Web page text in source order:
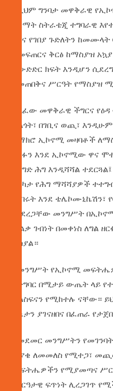
ለዚህም ግንባታ መዋቅራዊ
የልማት ስትራቴጂ ተግባራዊ
ሚና የገበያ ጉድለትን
ከመፍጠርና ቅርፅ ከማስያዝ
ለውድድር ክፍት እንዲሆን
የመጠበቅና ሥርዓት የማስያዝ
ካለፈው መዋቅራዊ ችግርና
ፍላጎት፣ በገቢና ወጪ፣
የማክሮ ኢኮኖሚ መዛባቶች
ዘርፉን እንደ ኢኮኖሚው ዋና
የንግድ ሕግ እንዲሻሻል
በርካታ የሕግ ማሻሻያዎች
የነበሩት እንደ ቴሌኮሙኒኬሽን፣
መደረጋቸው መንግሥት
ጣልቃ ገብነት በመቀነስ ለግል
ያሳያል።
የመንግሥት የኢኮኖሚ
በተግባር በሚታይ ውጤት ላይ
ፍልስፍናን የሚከተሉ ናቸው።
ሁኔታን ያገናዘበና በፈጠራ
የመደመር መንግሥትን
ጥያቄ ለመመለስ የሚተጋ፣
መፍትሔዎችን የሚያመጣና
ሥርዓታዊ ፍጥነት ሊረጋገጥ